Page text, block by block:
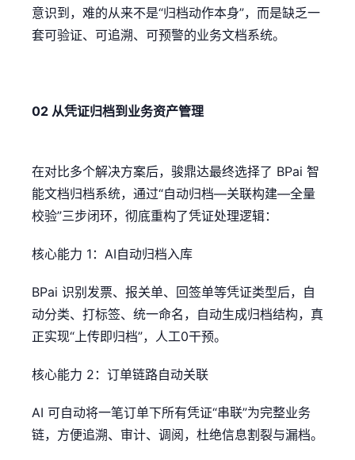
意识到，难的从来不是“归档动作本身”，而是缺乏一
套可验证、可追溯、可预警的业务文档系统。
02 从凭证归档到业务资产管理
在对比多个解决方案后，骏鼎达最终选择了 BPai 智
能文档归档系统，通过“自动归档—关联构建—全量
校验”三步闭环，彻底重构了凭证处理逻辑：
核心能力 1：AI自动归档入库
BPai 识别发票、报关单、回签单等凭证类型后，自
动分类、打标签、统一命名，自动生成归档结构，真
正实现“上传即归档”，人工0干预。
核心能力 2：订单链路自动关联
AI 可自动将一笔订单下所有凭证“串联”为完整业务
链，方便追溯、审计、调阅，杜绝信息割裂与漏档。